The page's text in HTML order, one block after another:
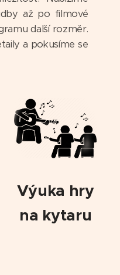
až po filmové
další rozměr.
a pokusíme se
Výuka hry
na kytaru